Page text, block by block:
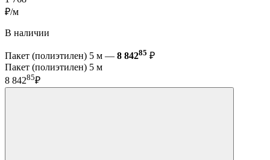
₽/м
В наличии
Пакет (полиэтилен) 5 м — 8 84285 ₽
Пакет (полиэтилен) 5 м
8 84285₽